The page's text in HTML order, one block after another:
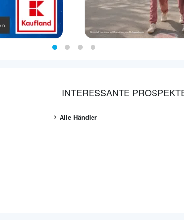
INTERESSANTE
Alle Händler